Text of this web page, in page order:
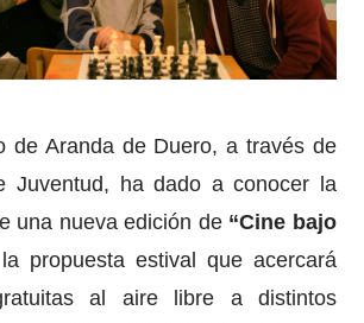
de Aranda de Duero, a través de
Juventud, ha dado a conocer la
una nueva edición de“Cine bajo
propuesta estival que acercará
al aire libre a distintos